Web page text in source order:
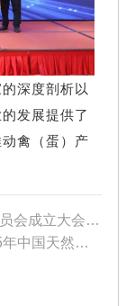
深度剖析以
发展提供了
禽（蛋）产
上一篇:中国肉类协会和牛产业工作委员会成立大会在厦门召开
下一篇:链动上下游 协同促发展 | 2025年中国天然肠衣行业大会在厦门圆满结束